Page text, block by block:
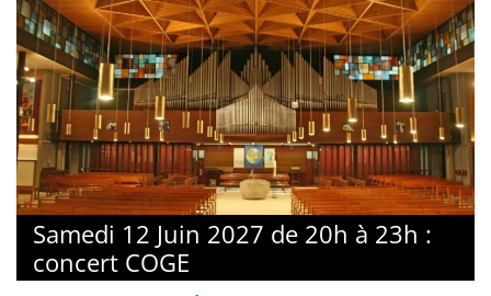
Samedi 12 Juin 2027 de 20h à 23h :
concert COGE